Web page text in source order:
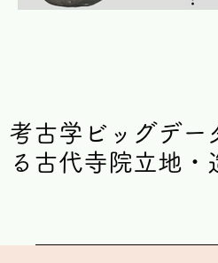
考古学ビッグデ
る古代寺院立地・